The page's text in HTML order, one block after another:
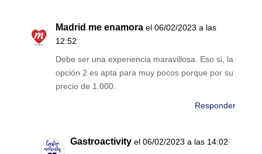
Madrid me enamora el 06/02/2023 a las
12:52
Debe ser una experiencia maravillosa. Eso si, la
opción 2 es apta para muy pocos porque por su
precio de 1.000.
Responder
Gastroactivity el 06/02/2023 a las 14:02